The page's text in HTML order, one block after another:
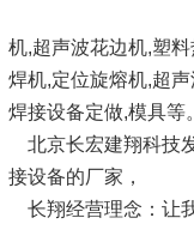
机,超声波花边机,塑
焊机,定位旋熔机,超
焊接设备定做,模具等。
北京长宏建翔科技
接设备的厂家，
长翔经营理念：让